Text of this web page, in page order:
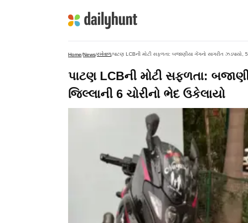
Home/News/રખેવાળ/પાટણ LCBની મોટી સફળતા: બજાણીયા ગેંગનો સાગરીત ઝડપાયો,
પાટણ LCBની મોટી સફળતા:
જિલ્લાની 6 ચોરીનો ભેદ ઉકેલાયો